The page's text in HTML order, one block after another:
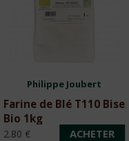
Philippe Joubert
Farine de Blé T110 Bise
Bio 1kg
2.80 € ACHETER